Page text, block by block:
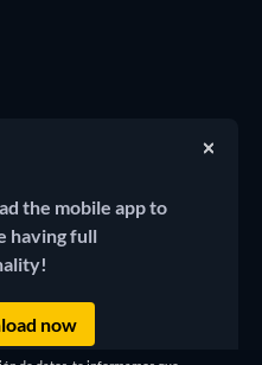
the mobile app to
having full
now